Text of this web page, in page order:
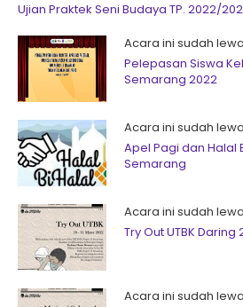
Ujian Praktek Seni Budaya TP. 2022/
Acara ini sudah
Pelepasan Siswa
Semarang 2022
Acara ini sudah
Apel Pagi dan Halal
Semarang
Acara ini sudah
Try Out UTBK Daring
Acara ini sudah